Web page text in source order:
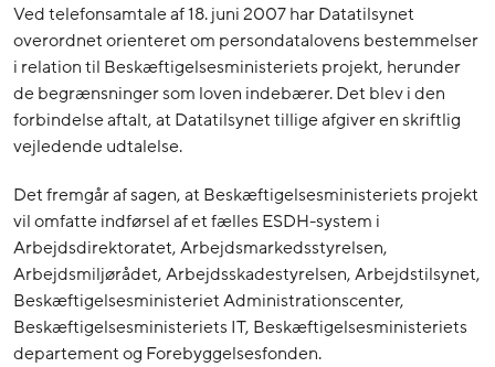
Ved telefonsamtale af 18. juni 2007 har Datatilsynet
overordnet orienteret om persondatalovens bestemmelser
i relation til Beskæftigelsesministeriets projekt, herunder
de begrænsninger som loven indebærer. Det blev i den
forbindelse aftalt, at Datatilsynet tillige afgiver en skriftlig
vejledende udtalelse.
Det fremgår af sagen, at Beskæftigelsesministeriets projekt
vil omfatte indførsel af et fælles ESDH-system i
Arbejdsdirektoratet, Arbejdsmarkedsstyrelsen,
Arbejdsmiljørådet, Arbejdsskadestyrelsen, Arbejdstilsynet,
Beskæftigelsesministeriet Administrationscenter,
Beskæftigelsesministeriets IT, Beskæftigelsesministeriets
departement og Forebyggelsesfonden.